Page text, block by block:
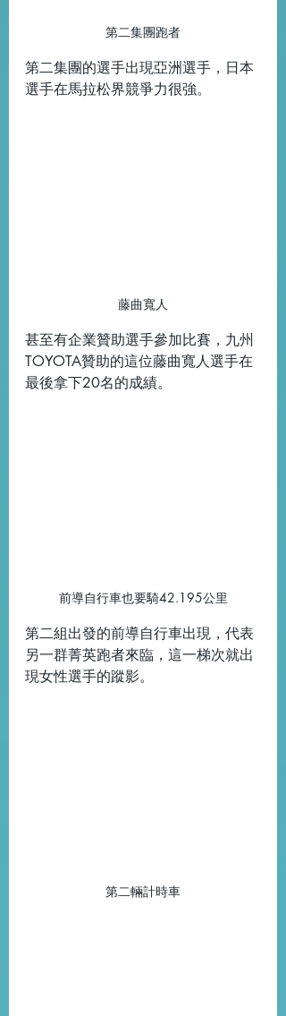
第二集團跑者
第二集團的選手出現亞洲選手，日本
選手在馬拉松界競爭力很強。
藤曲寬人
甚至有企業贊助選手參加比賽，九州
TOYOTA贊助的這位藤曲寬人選手在
最後拿下20名的成績。
前導自行車也要騎42.195公里
第二組出發的前導自行車出現，代表
另一群菁英跑者來臨，這一梯次就出
現女性選手的蹤影。
第二輛計時車